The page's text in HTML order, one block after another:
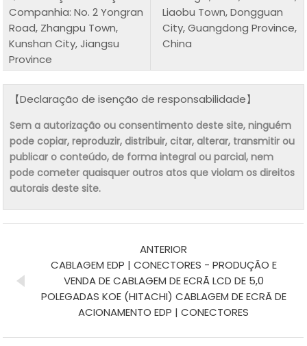
Companhia: No. 2 Yongran
Road, Zhangpu Town,
Kunshan City, Jiangsu
Province
Liaobu Town, Dongguan
City, Guangdong Province,
China
【Declaração de isenção de responsabilidade】
Sem a autorização ou consentimento deste site, ninguém
pode copiar, reproduzir, distribuir, citar, alterar, transmitir ou
publicar o conteúdo, de forma integral ou parcial, nem
pode cometer quaisquer outros atos que violam os direitos
autorais deste site.
ANTERIOR
CABLAGEM EDP | CONECTORES - PRODUÇÃO E
VENDA DE CABLAGEM DE ECRÃ LCD DE 5,0
POLEGADAS KOE (HITACHI) CABLAGEM DE ECRÃ DE
ACIONAMENTO EDP | CONECTORES